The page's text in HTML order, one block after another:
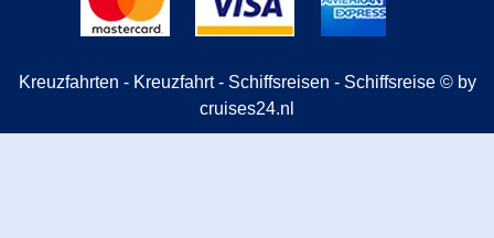
Kreuzfahrten - Kreuzfahrt - Schiffsreisen - Schiffsreise © by
cruises24.nl